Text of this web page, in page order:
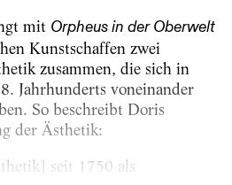
mit Orpheus in der Oberwelt
Kunstschaffen zwei
zusammen, die sich in
Jahrhunderts voneinander
So beschreibt Doris
der Ästhetik:
seit 1750 als